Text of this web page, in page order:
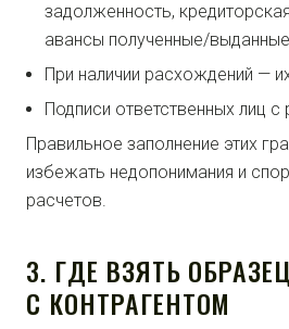
задолженность,
авансы полученные/
При наличии расхождений —
Подписи ответственных лиц
Правильное заполнение этих
избежать недопонимания и
расчетов.
3. ГДЕ ВЗЯТЬ
С КОНТРАГЕНТОМ